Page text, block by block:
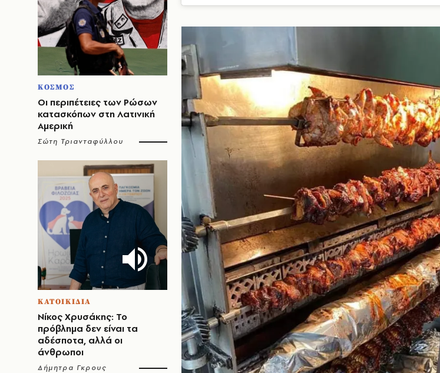
ΚΟΣΜΟΣ
Οι περιπέτειες των Ρώσων
κατασκόπων στη Λατινική
Αμερική
Σώτη Τριανταφύλλου
ΚΑΤΟΙΚΙΔΙΑ
Νίκος Χρυσάκης: Το
πρόβλημα δεν είναι τα
αδέσποτα, αλλά οι
άνθρωποι
Δήμητρα Γκρους